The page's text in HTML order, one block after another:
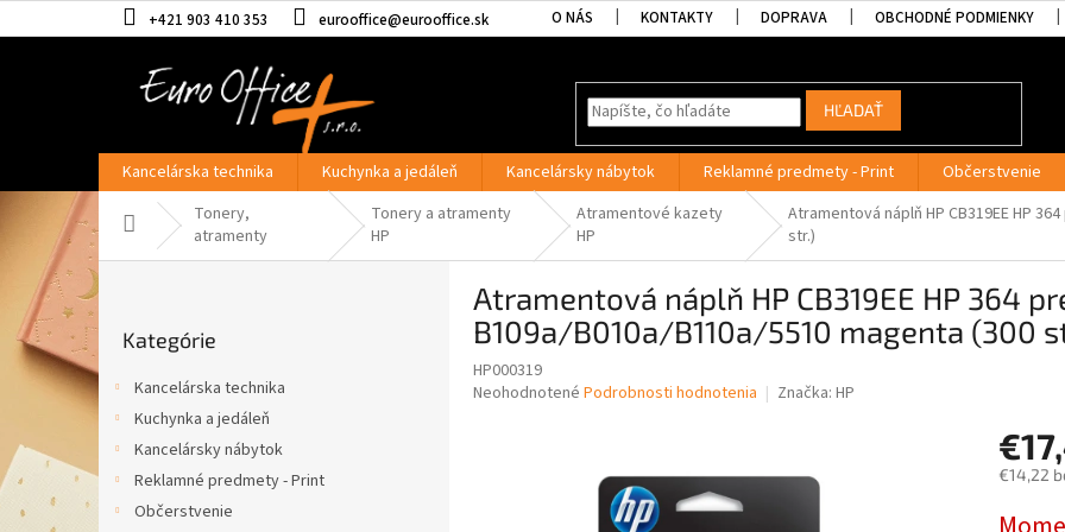
na
+421 903 410 353 eurooffice@eurooffice.sk O NÁS KONTAKTY DOPRAVA OBCHODNÉ PODMIENKY
HĽADAŤ
Kancelárska technika Kuchynka a jedáleň Kancelársky nábytok Reklamné predmety - Print Občerstvenie
Domov Tonery,
atramenty
Tonery a atramenty
HP
Atramentové kazety
HP
Atramentová náplň HP CB319EE HP
str.)
B
o
ý
p
e
kategórie
Kategórie
Kancelárska technika
Kuchynka a jedáleň
Kancelársky nábytok
Reklamné predmety - Print
Občerstvenie
Atramentová náplň HP CB319EE HP 364
B109a/B010a/B110a/5510 magenta (300
HP000319
Priemerné
Neohodnotené Podrobnosti hodnotenia Značka: HP
€14,22